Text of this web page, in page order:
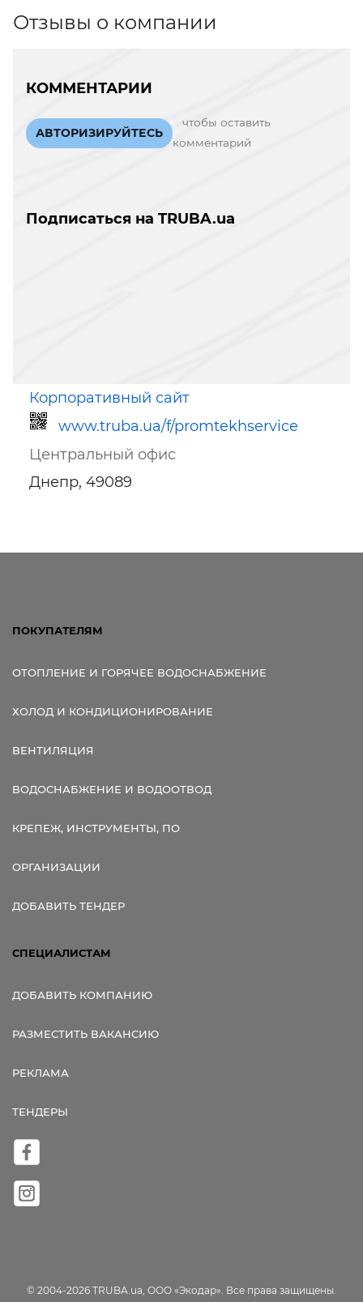
Отзывы о компании
КОММЕНТАРИИ
АВТОРИЗИРУЙТЕСЬ
чтобы оставить
комментарий
Подписаться на TRUBA.ua
Корпоративный сайт
www.truba.ua/f/promtekhservice
Центральный офис
Днепр, 49089
ПОКУПАТЕЛЯМ
ОТОПЛЕНИЕ И ГОРЯЧЕЕ ВОДОСНАБЖЕНИЕ
ХОЛОД И КОНДИЦИОНИРОВАНИЕ
ВЕНТИЛЯЦИЯ
ВОДОСНАБЖЕНИЕ И ВОДООТВОД
КРЕПЕЖ, ИНСТРУМЕНТЫ, ПО
ОРГАНИЗАЦИИ
ДОБАВИТЬ ТЕНДЕР
СПЕЦИАЛИСТАМ
ДОБАВИТЬ КОМПАНИЮ
РАЗМЕСТИТЬ ВАКАНСИЮ
РЕКЛАМА
ТЕНДЕРЫ
© 2004-2026 TRUBA.ua, ООО «Экодар». Все права защищены.